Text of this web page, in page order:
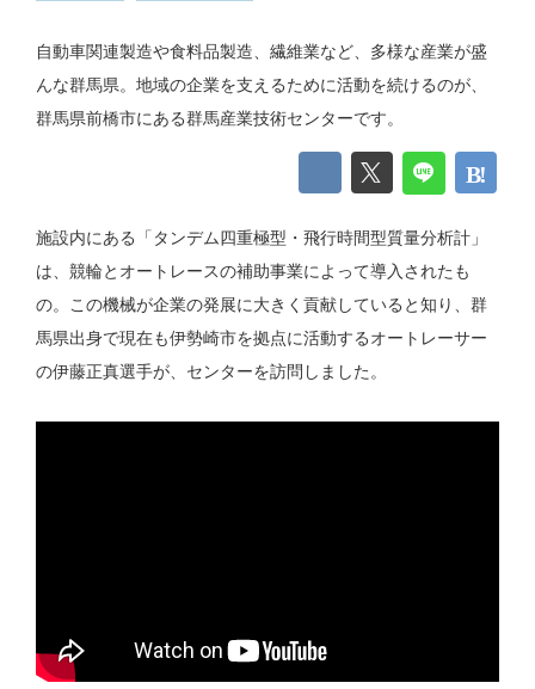
自動車関連製造や食料品製造、繊維業など、多様な産業が盛
んな群馬県。地域の企業を支えるために活動を続けるのが、
群馬県前橋市にある群馬産業技術センターです。
施設内にある「タンデム四重極型・飛行時間型質量分析計」
は、競輪とオートレースの補助事業によって導入されたも
の。この機械が企業の発展に大きく貢献していると知り、群
馬県出身で現在も伊勢崎市を拠点に活動するオートレーサー
の伊藤正真選手が、センターを訪問しました。